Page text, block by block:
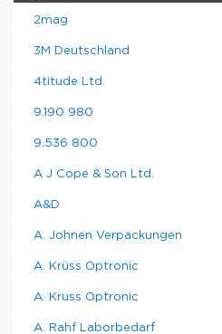
2mag
3M Deutschland
4titude Ltd.
9.190 980
9.536 800
A J Cope & Son Ltd.
A&D
A. Johnen Verpackungen
A. Krüss Optronic
A. Kruss Optronic
A. Rahf Laborbedarf